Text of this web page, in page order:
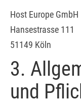
Host Europe GmbH
Hansestrasse 111
51149 Köln
3.
und